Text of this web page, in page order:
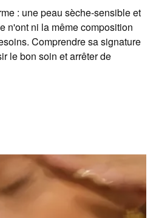
: une peau sèche-sensible et
n'ont ni la même composition
Comprendre sa signature
le bon soin et arrêter de